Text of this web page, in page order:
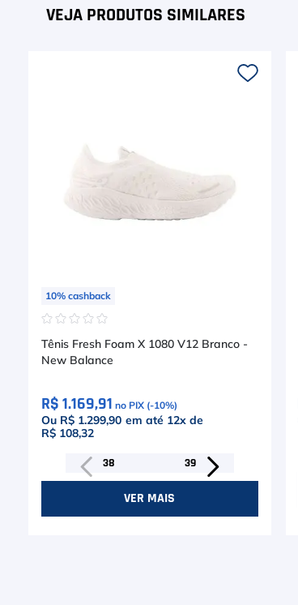
10% cashback
☆☆☆☆☆
Tênis Fresh Foam X 1080 V12 Branco -
New Balance
R$ 1.169,91 no PIX (-10%)
Ou R$ 1.299,90 em até 12x de
R$ 108,32
38 39
VER MAIS